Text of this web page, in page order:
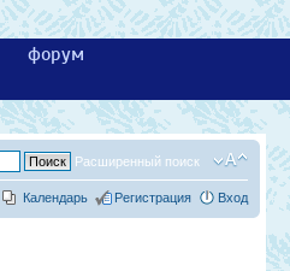
форум
Расширенный поиск
Календарь Регистрация Вход